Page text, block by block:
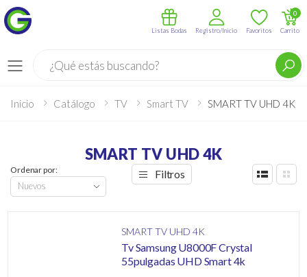
Menú
Listas Bodas Registro/Inicio Favoritos Carrito
0
Inicio Catálogo TV Smart TV SMART TV UHD 4K
SMART TV UHD 4K
Ordenar por: Filtros
SMART TV UHD 4K
Tv Samsung U8000F Crystal
55pulgadas UHD Smart 4k